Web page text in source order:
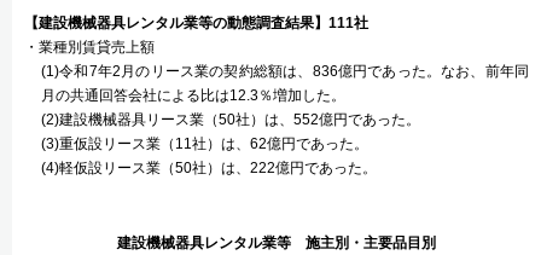
【建設機械器具レンタル業等の動態調査結果】111社
・業種別賃貸売上額
(1)令和7年2月のリース業の契約総額は、836億円であった。なお、前年同
月の共通回答会社による比は12.3％増加した。
(2)建設機械器具リース業（50社）は、552億円であった。
(3)重仮設リース業（11社）は、62億円であった。
(4)軽仮設リース業（50社）は、222億円であった。
建設機械器具レンタル業等 施主別・主要品目別